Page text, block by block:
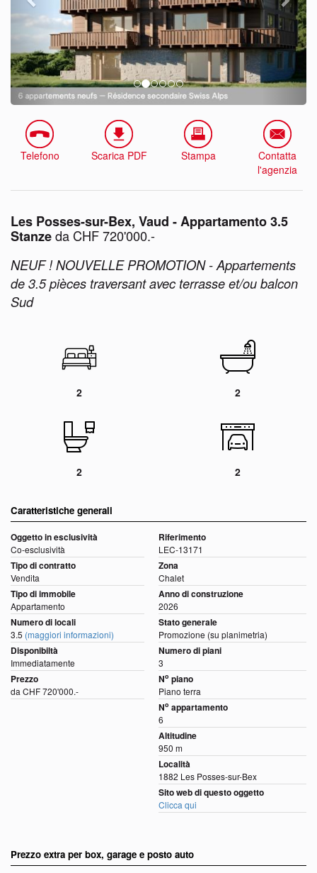
Telefono Scarica PDF Stampa
Contatta
l'agenzia
Les Posses-sur-Bex, Vaud - Appartamento 3.5
Stanzeda CHF 720'000.-
NEUF ! NOUVELLE PROMOTION - Appartements
de 3.5 pièces traversant avec terrasse et/ou balcon
Sud
2 2
2 2
Caratteristiche generali
Oggetto in esclusività
Co-esclusività
Tipo di contratto
Vendita
Tipo di immobile
Appartamento
Numero di locali
3.5 (maggiori informazioni)
Disponibiltà
Immediatamente
Prezzo
da CHF 720'000.-
Riferimento
LEC-13171
Zona
Chalet
Anno di construzione
2026
Stato generale
Promozione (su planimetria)
Numero di piani
3
No piano
Piano terra
No appartamento
6
Altitudine
950 m
Località
1882 Les Posses-sur-Bex
Sito web di questo oggetto
Clicca qui
Prezzo extra per box, garage e posto auto